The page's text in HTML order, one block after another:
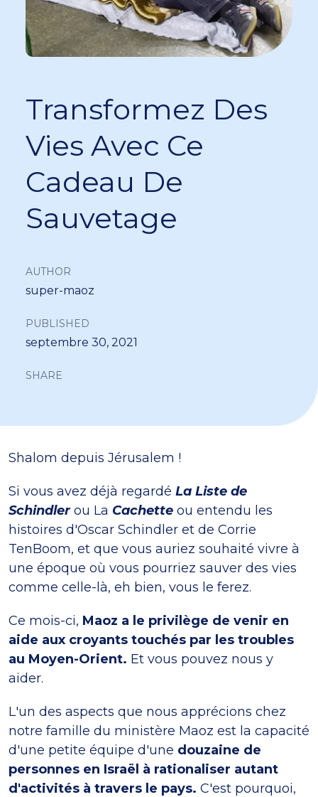
Transformez Des
Vies Avec Ce
Cadeau De
Sauvetage
AUTHOR
super-maoz
PUBLISHED
septembre 30, 2021
SHARE
Shalom depuis Jérusalem !
Si vous avez déjà regardé La Liste de
Schindlerou La Cachette ou entendu les
histoires d'Oscar Schindler et de Corrie
TenBoom, et que vous auriez souhaité vivre à
une époque où vous pourriez sauver des vies
comme celle-là, eh bien, vous le ferez.
Ce mois-ci, Maoz a le privilège de venir en
aide aux croyants touchés par les troubles
au Moyen-Orient. Et vous pouvez nous y
aider.
L'un des aspects que nous apprécions chez
notre famille du ministère Maoz est la capacité
d'une petite équipe d'une douzaine de
personnes en Israël à rationaliser autant
d'activités à travers le pays. C'est pourquoi,